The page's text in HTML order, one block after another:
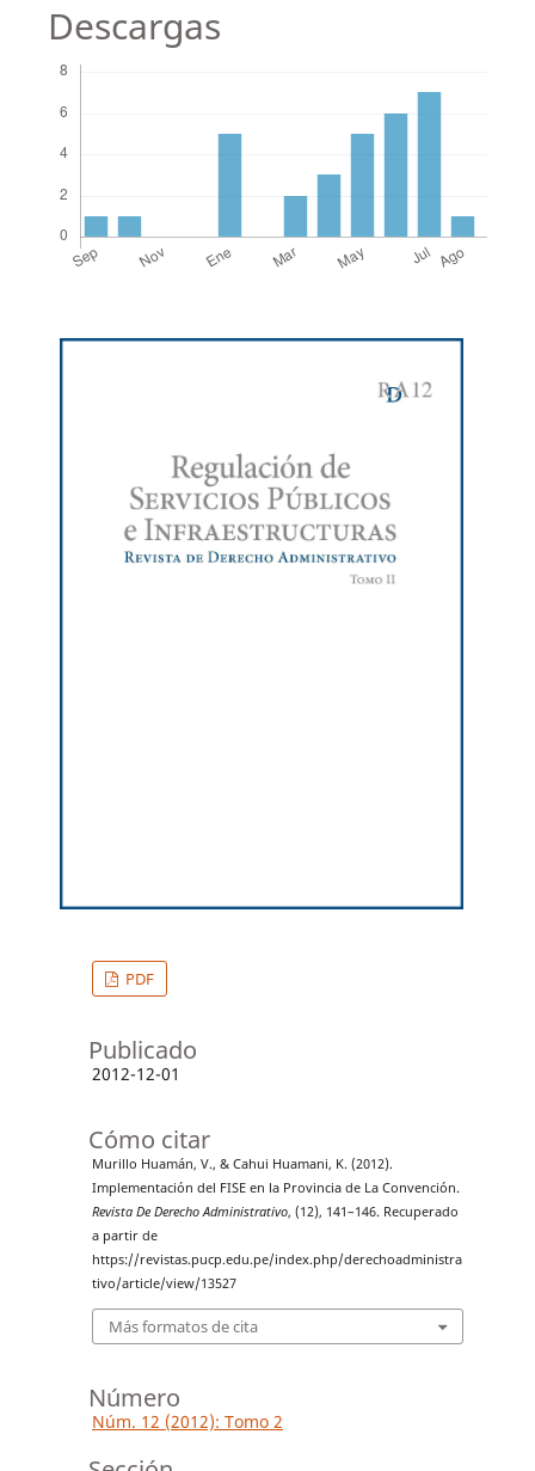
Descargas
PDF
Publicado
2012-12-01
Cómo citar
Murillo Huamán, V., & Cahui Huamani, K. (2012).
Implementación del FISE en la Provincia de La Convención.
Revista De Derecho Administrativo, (12), 141–146. Recuperado
a partir de
https://revistas.pucp.edu.pe/index.php/derechoadministra
tivo/article/view/13527
Más formatos de cita
Número
Núm. 12 (2012): Tomo 2